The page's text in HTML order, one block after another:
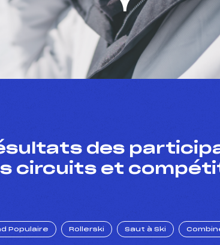
des
circuits et
Populaire Rollerski Saut à Ski